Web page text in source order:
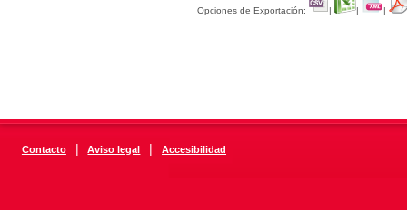
Opciones de Exportación: | | |
Contacto | Aviso legal | Accesibilidad